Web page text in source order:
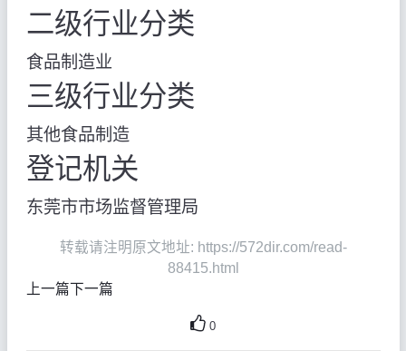
二级行业分类
食品制造业
三级行业分类
其他食品制造
登记机关
东莞市市场监督管理局
转载请注明原文地址: https://572dir.com/read-
88415.html
上一篇下一篇
0